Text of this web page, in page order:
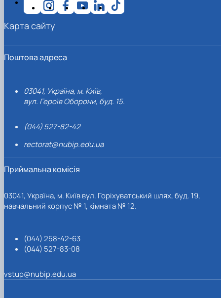
Поштова адреса
03041, Україна, м. Київ,
вул. Героїв Оборони, буд. 15.
(044) 527-82-42
rectorat@nubip.edu.ua
Приймальна комісія
03041, Україна, м. Київ вул. Горіхуватський шлях, буд. 19,
навчальний корпус № 1, кімната № 12.
(044) 258-42-63
(044) 527-83-08
vstup@nubip.edu.ua
Карта сайту